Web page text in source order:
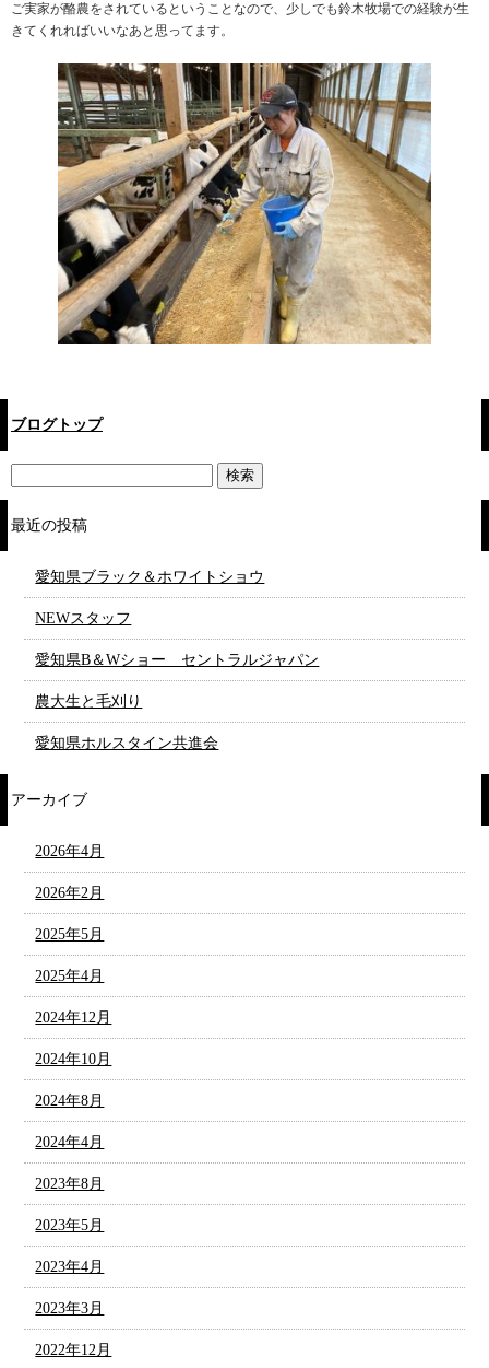
ご実家が酪農をされているということなので、少しでも鈴木牧場での経験が生
きてくれればいいなあと思ってます。
ブログトップ
最近の投稿
愛知県ブラック＆ホワイトショウ
NEWスタッフ
愛知県B＆Wショー セントラルジャパン
農大生と毛刈り
愛知県ホルスタイン共進会
アーカイブ
2026年4月
2026年2月
2025年5月
2025年4月
2024年12月
2024年10月
2024年8月
2024年4月
2023年8月
2023年5月
2023年4月
2023年3月
2022年12月